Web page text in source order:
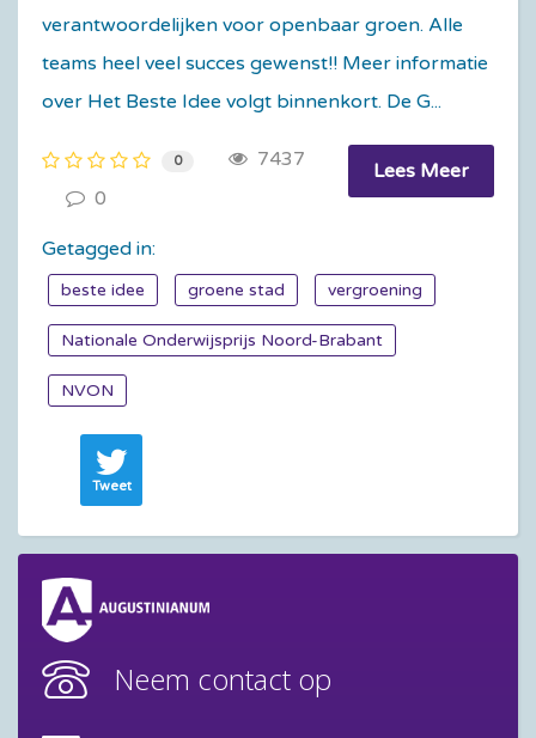
verantwoordelijken voor openbaar groen. Alle
teams heel veel succes gewenst!! Meer informatie
over Het Beste Idee volgt binnenkort. De G...
Lees Meer
0
7437
0
Getagged in:
beste idee groene stad vergroening
Nationale Onderwijsprijs Noord-Brabant
NVON
Tweet
Neem contact op